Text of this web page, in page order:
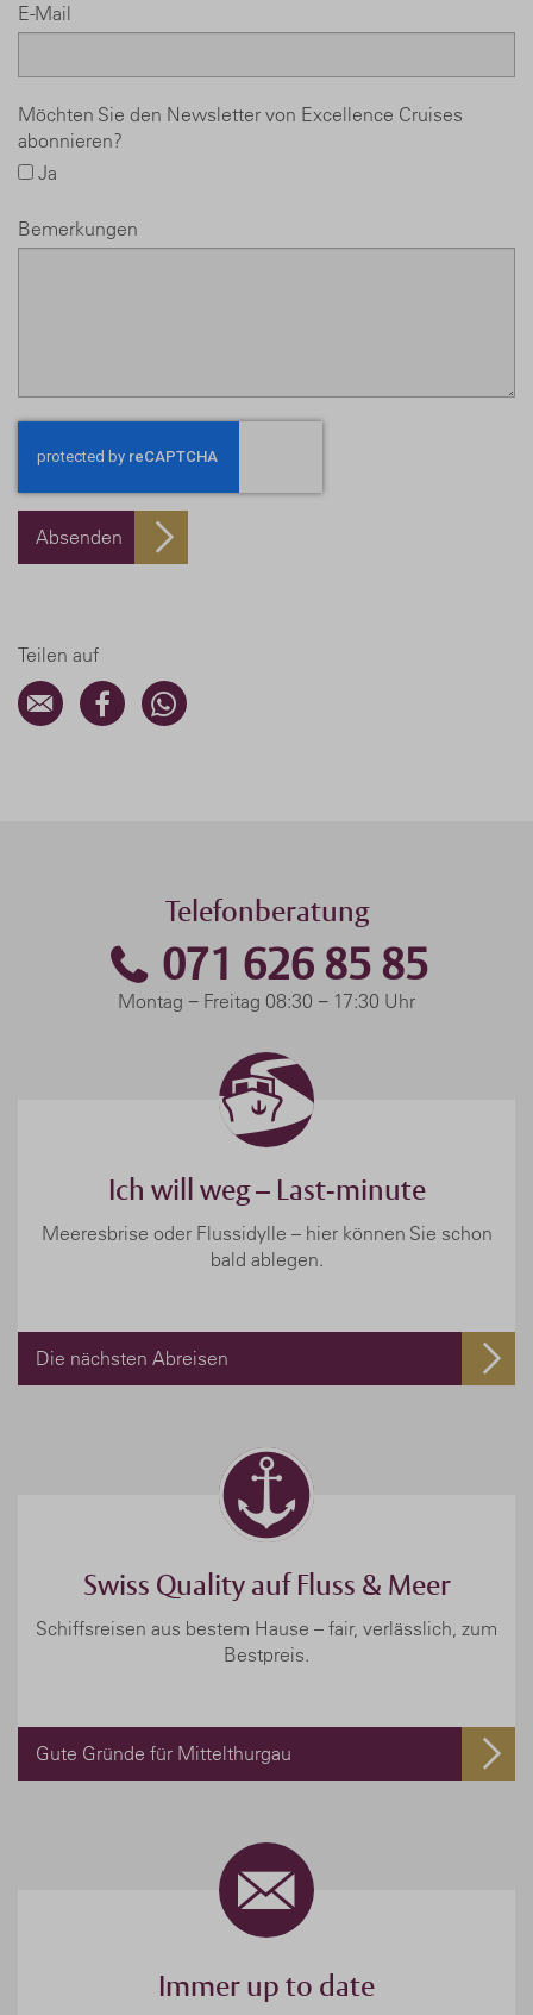
E-Mail
Möchten Sie den Newsletter von Excellence Cruises
abonnieren?
Ja
Bemerkungen
Absenden
Teilen auf
Telefonberatung
071 626 85 85
Montag − Freitag 08:30 − 17:30 Uhr
Ich will weg – Last-minute
Meeresbrise oder Flussidylle – hier können Sie schon
bald ablegen.
Die nächsten Abreisen
Swiss Quality auf Fluss & Meer
Schiffsreisen aus bestem Hause – fair, verlässlich, zum
Bestpreis.
Gute Gründe für Mittelthurgau
Immer up to date